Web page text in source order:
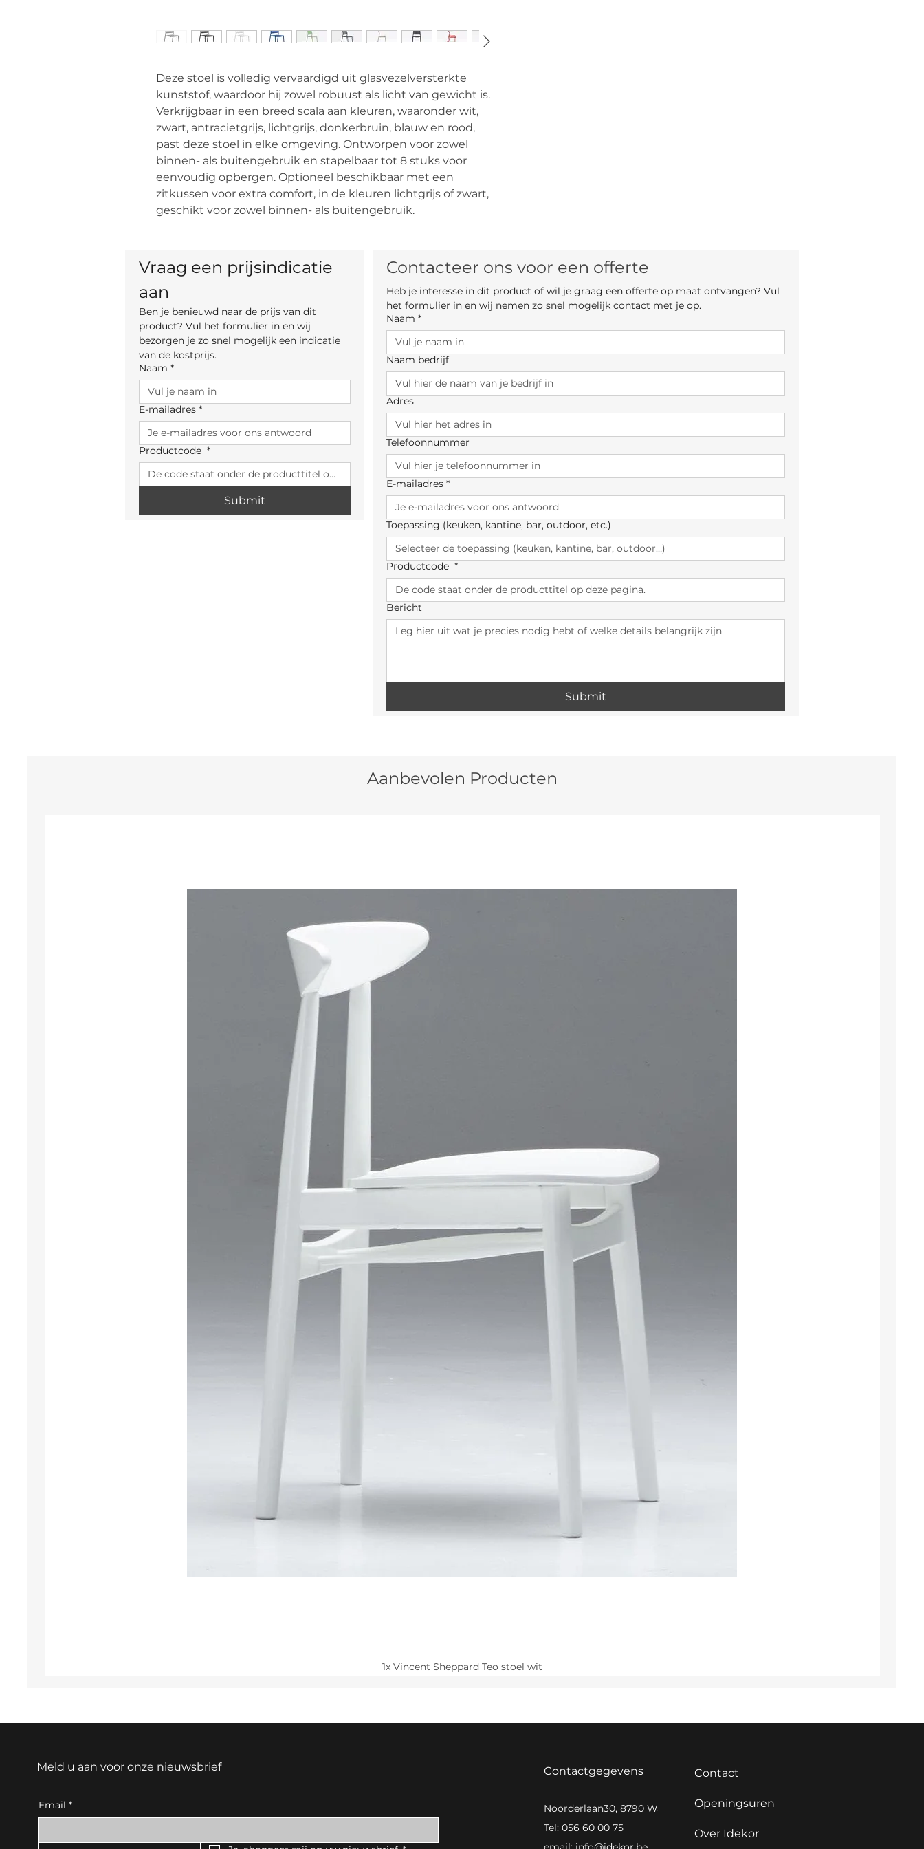
Deze stoel is volledig vervaardigd uit glasvezelversterkte
kunststof, waardoor hij zowel robuust als licht van gewicht is.
Verkrijgbaar in een breed scala aan kleuren, waaronder wit,
zwart, antracietgrijs, lichtgrijs, donkerbruin, blauw en rood,
past deze stoel in elke omgeving. Ontworpen voor zowel
binnen- als buitengebruik en stapelbaar tot 8 stuks voor
eenvoudig opbergen. Optioneel beschikbaar met een
zitkussen voor extra comfort, in de kleuren lichtgrijs of zwart,
geschikt voor zowel binnen- als buitengebruik.
Vraag een prijsindicatie
aan
Ben je benieuwd naar de prijs van dit
product? Vul het formulier in en wij
bezorgen je zo snel mogelijk een indicatie
van de kostprijs.
Naam *
E-mailadres *
Productcode *
Submit
Contacteer ons voor een offerte
Heb je interesse in dit product of wil je graag een offerte op maat ontvangen? Vul
het formulier in en wij nemen zo snel mogelijk contact met je op.
Naam *
Naam bedrijf
Adres
Telefoonnummer
E-mailadres *
Toepassing (keuken, kantine, bar, outdoor, etc.)
Productcode *
Bericht
Submit
Aanbevolen Producten
1x Vincent Sheppard Teo stoel wit
Meld u aan voor onze nieuwsbrief
Email *
Contactgegevens
Noorderlaan30, 8790 Waregem
Tel: 056 60 00 75
Contact
Openingsuren
Over Idekor